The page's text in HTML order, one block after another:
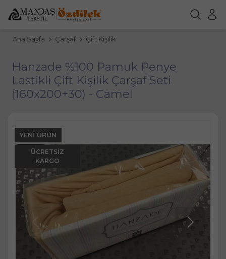
Ana Sayfa Çarşaf Çift Kişilik
Hanzade %100 Pamuk Penye
Lastikli Çift Kişilik Çarşaf Seti
(160x200+30) - Camel
YENI ÜRÜN
ÜCRETSIZ
KARGO